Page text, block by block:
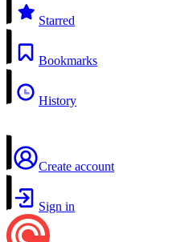
Starred
Bookmarks
History
Create account
Sign in